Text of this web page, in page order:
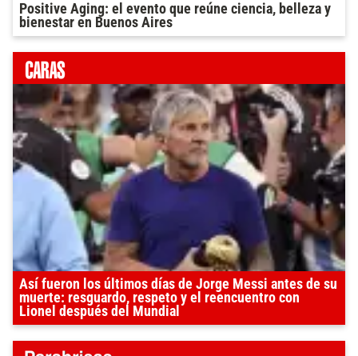
Positive Aging: el evento que reúne ciencia, belleza y
bienestar en Buenos Aires
Así fueron los últimos días de Jorge Messi antes de su
muerte: resguardo, respeto y el reencuentro con
Lionel después del Mundial